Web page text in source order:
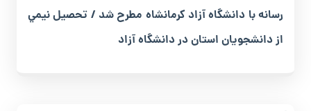
رسانه با دانشگاه آزاد کرمانشاه مطرح شد / تحصيل ‌نيمي
‌از ‌دانشجويان ‌استان ‌در ‌دانشگاه ‌آزاد